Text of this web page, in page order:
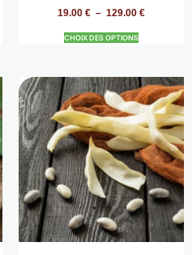
19.00 € – 129.00 €
CHOIX DES OPTIONS